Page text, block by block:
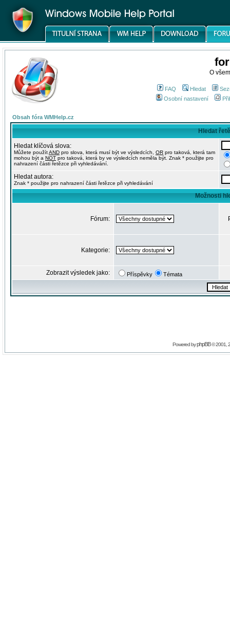
O
FAQ Hledat
Osobní nastavení
Obsah fóra WMHelp.cz
Hledat
Hledat klíčová slova:
Můžete použítAND pro slova, která musí být ve výsledcích, OR pro taková, která tam
mohou být a NOT pro taková, která by ve výsledcích neměla být. Znak * použijte pro
nahrazení části řetězce při vyhledávání.
Hledat autora:
Znak * použijte pro nahrazení části řetězce při vyhledávání
Možnosti
Fórum:
Kategorie:
Zobrazit výsledek jako: Příspěvky Témata
Powered byphpBB© 2001,